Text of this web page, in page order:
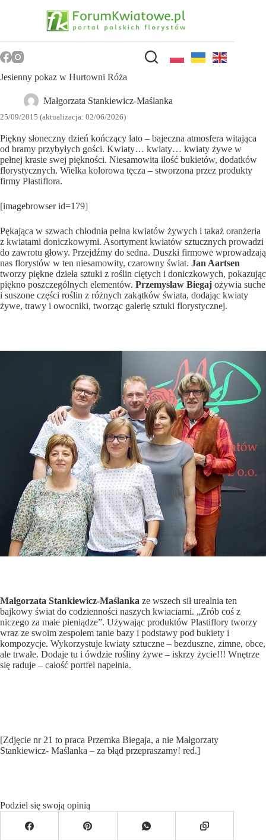
Jesienny pokaz w Hurtowni Róża
Małgorzata Stankiewicz-Maślanka
25/09/2015 (aktualizacja: 02/06/2026)
Piękny słoneczny dzień kończący lato – bajeczna atmosfera witająca
od bramy przybyłych gości. Kwiaty… kwiaty… kwiaty żywe w
pełnej krasie swej piękności. Niesamowita ilość bukietów, dodatków
florystycznych. Wielka kolorowa tęcza – stworzona przez produkty
firmy Plastiflora.
[imagebrowser id=179]
Pękająca w szwach chłodnia pełna kwiatów żywych i takaż oranżeria
z kwiatami doniczkowymi. Asortyment kwiatów sztucznych prowadzi
do zawrotu głowy. Przejdźmy do sedna. Duszki firmowe wprowadzają
nas florystów w ten niesamowity, czarowny świat. Jan Aartsen
tworzy piękne dzieła sztuki z roślin ciętych i doniczkowych, pokazując
piękno poszczególnych elementów. Przemysław Biegaj ożywia suche
i suszone części roślin z różnych zakątków świata, dodając kwiaty
żywe, trawy i owocniki, tworząc galerię sztuki florystycznej.
Małgorzata Stankiewicz-Maślanka ze wszech sił urealnia ten
bajkowy świat do codzienności naszych kwiaciarni. „Zrób coś z
niczego za małe pieniądze”. Używając produktów Plastiflory tworzy
wraz ze swoim zespołem tanie bazy i podstawy pod bukiety i
kompozycje. Wykorzystuje kwiaty sztuczne – bezduszne, zimne, obce,
ale trwałe. Dodaje tu i ówdzie rośliny żywe – iskrzy życie!!! Wnętrze
się raduje – całość portfel napełnia.
[Zdjęcie nr 21 to praca Przemka Biegaja, a nie Małgorzaty
Stankiewicz- Maślanka – za błąd przepraszamy! red.]
Podziel się swoją opinią